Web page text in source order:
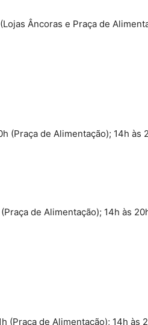
Âncoras e Praça de
(Praça de Alimentação); 14h às
de Alimentação); 14h às
(Praça de Alimentação); 14h às